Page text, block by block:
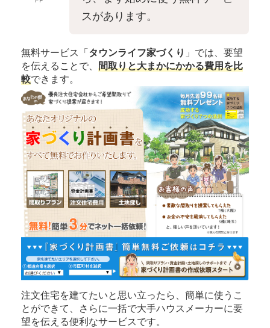
スがあります。
無料サービス「タウンライフ家づくり 」では、要望
を伝えることで、 間取りと大まかにかかる費用を比
較できます。
注文住宅を建てたいと思い立ったら、簡単に使うこ
とができて、さらに一括で大手ハウスメーカーに要
望を伝える便利なサービスです。